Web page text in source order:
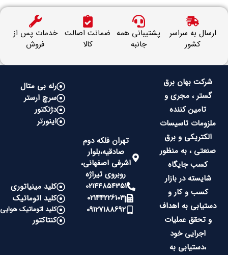
ارسال به سراسر
کشور
پشتیبانی همه
جانبه
ضمانت اصالت
کالا
خدمات پس از
فروش
شرکت بهان برق
گستر ، مجری و
تامین کننده
ملزومات تاسیسات
الکتریکی و برق
صنعتی ، به منظور
کسب جایگاه
شایسته در بازار
کسب و کار و
دستیابی به اهداف
و تحقق عملیات
اجرایی خود
،دستیابی به
تهران فلکه دوم
صادقیه،بلوار
اشرفی اصفهانی،
روبروی تیراژه
02144854351
02144226103
09127188692
رله بی متال
سرچ ارستر
دژنکتور
اینورتر
کلید مینیاتوری
کلید اتوماتیک
کلید اتوماتیک هوایی
کنتاکتور